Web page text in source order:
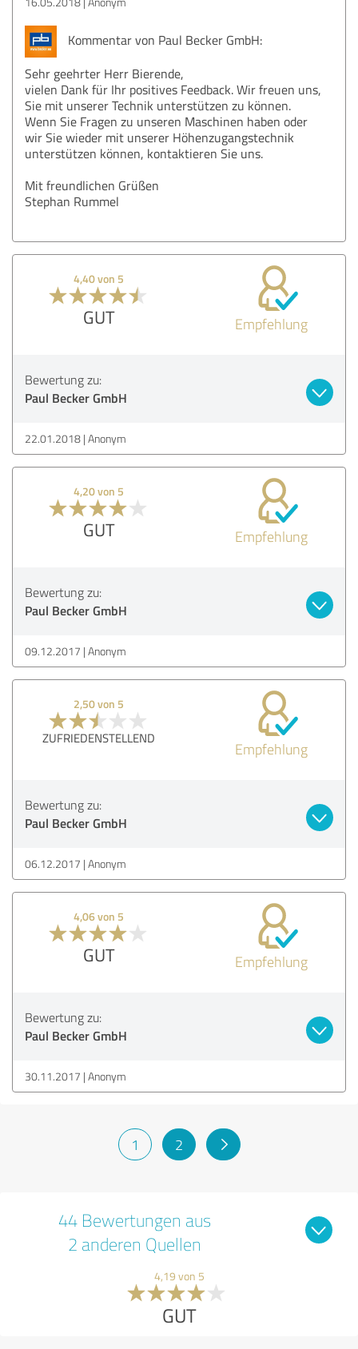
Kommentar von Paul Becker GmbH:
Sehr geehrter Herr Bierende,
vielen Dank für Ihr positives Feedback. Wir freuen uns,
Sie mit unserer Technik unterstützen zu können.
Wenn Sie Fragen zu unseren Maschinen haben oder
wir Sie wieder mit unserer Höhenzugangstechnik
unterstützen können, kontaktieren Sie uns.
Mit freundlichen Grüßen
Stephan Rummel
4,40 von 5
GUT Empfehlung
Bewertung zu:
Paul Becker GmbH
22.01.2018 Anonym
4,20 von 5
GUT Empfehlung
Bewertung zu:
Paul Becker GmbH
09.12.2017 Anonym
2,50 von 5
ZUFRIEDENSTELLEND
Empfehlung
Bewertung zu:
Paul Becker GmbH
06.12.2017 Anonym
4,06 von 5
GUT Empfehlung
Bewertung zu:
Paul Becker GmbH
30.11.2017 Anonym
1 2
44 Bewertungen aus
2 anderen Quellen
4,19 von 5
GUT